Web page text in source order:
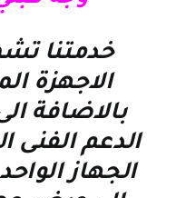
خدمتنا
الاجهزة
بالاضافة
الدعم الفنى
الجهاز